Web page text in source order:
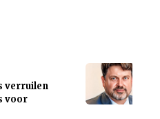
verruilen
voor